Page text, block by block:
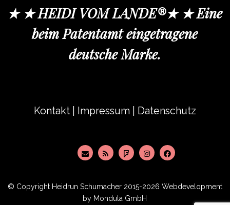
★ ★ HEIDI VOM LANDE®★ ★ Eine
beim Patentamt eingetragene
deutsche Marke.
Kontakt Impressum Datenschutz
© Copyright Heidrun Schumacher 2015-2026 Webdevelopment
by Mondula GmbH